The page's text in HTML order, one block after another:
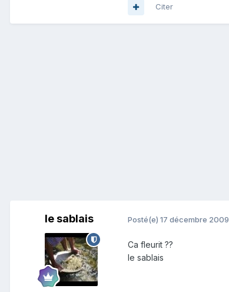
Citer
le sablais Posté(e) 17 décembre 2009
Ca fleurit ??
le sablais